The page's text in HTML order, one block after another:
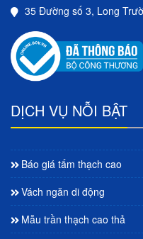
35 Đường số 3, Long
DỊCH VỤ NỖI BẬT
Báo giá tấm thạch cao
Vách ngăn di động
Mẫu trần thạch cao thả